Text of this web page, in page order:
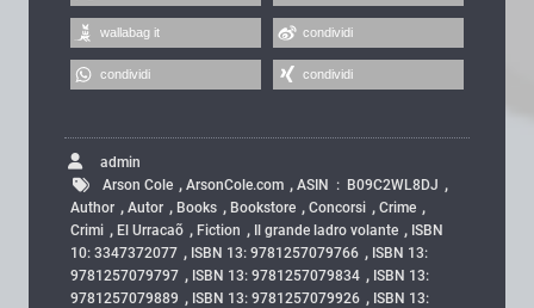
wallabag it condividi
condividi condividi
admin
Arson Cole , ArsonCole.com , ASIN ‏ : ‎ B09C2WL8DJ ,
Author , Autor , Books , Bookstore , Concorsi , Crime ,
Crimi , El Urracaõ , Fiction , Il grande ladro volante , ISBN
10: 3347372077 , ISBN 13: 9781257079766 , ISBN 13:
9781257079797 , ISBN 13: 9781257079834 , ISBN 13:
9781257079889 , ISBN 13: 9781257079926 , ISBN 13: